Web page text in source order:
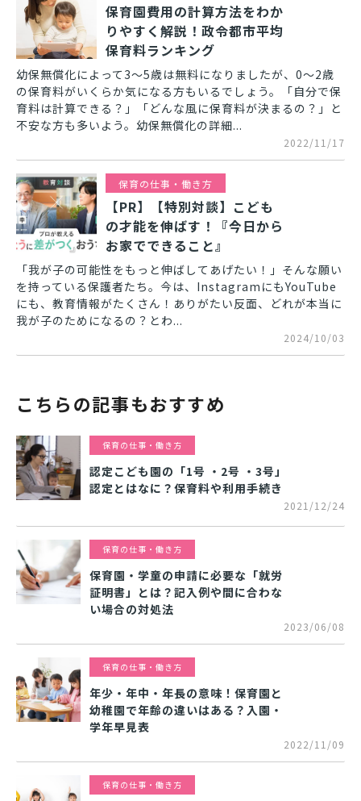
保育園費用の計算方法をわか
りやすく解説！政令都市平均
保育料ランキング
幼保無償化によって3～5歳は無料になりましたが、0～2歳
の保育料がいくらか気になる方もいるでしょう。「自分で保
育料は計算できる？」「どんな風に保育料が決まるの？」と
不安な方も多いよう。幼保無償化の詳細...
2022/11/17
保育の仕事・働き方
【PR】【特別対談】こども
の才能を伸ばす！『今日から
お家でできること』
「我が子の可能性をもっと伸ばしてあげたい！」そんな願い
を持っている保護者たち。今は、InstagramにもYouTube
にも、教育情報がたくさん！ありがたい反面、どれが本当に
我が子のためになるの？とわ...
2024/10/03
こちらの記事もおすすめ
保育の仕事・働き方
認定こども園の「1号 ・2号 ・3号」
認定とはなに？保育料や利用手続き
2021/12/24
保育の仕事・働き方
保育園・学童の申請に必要な「就労
証明書」とは？記入例や間に合わな
い場合の対処法
2023/06/08
保育の仕事・働き方
年少・年中・年長の意味！保育園と
幼稚園で年齢の違いはある？入園・
学年早見表
2022/11/09
保育の仕事・働き方